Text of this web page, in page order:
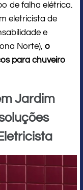
de falha elétrica.
eletricista de
e
Norte), o
para chuveiro
Jardim